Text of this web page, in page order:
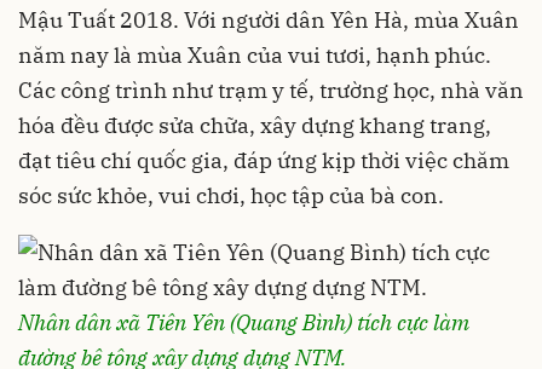
Mậu Tuất 2018. Với người dân Yên Hà, mùa Xuân
năm nay là mùa Xuân của vui tươi, hạnh phúc.
Các công trình như trạm y tế, trường học, nhà văn
hóa đều được sửa chữa, xây dựng khang trang,
đạt tiêu chí quốc gia, đáp ứng kịp thời việc chăm
sóc sức khỏe, vui chơi, học tập của bà con.
Nhân dân xã Tiên Yên (Quang Bình) tích cực làm
đường bê tông xây dựng dựng NTM.